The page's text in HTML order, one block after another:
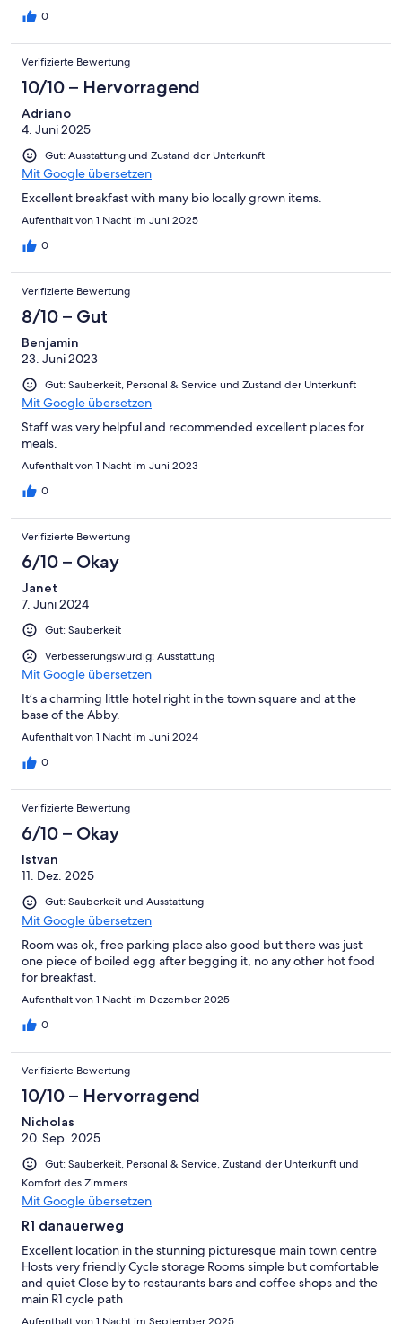
0
Verifizierte Bewertung
10/10 – Hervorragend
Adriano
4. Juni 2025
Gut: Ausstattung und Zustand der Unterkunft
Mit Google übersetzen
Excellent breakfast with many bio locally grown items.
Aufenthalt von 1 Nacht im Juni 2025
0
Verifizierte Bewertung
8/10 – Gut
Benjamin
23. Juni 2023
Gut: Sauberkeit, Personal & Service und Zustand der Unterkunft
Mit Google übersetzen
Staff was very helpful and recommended excellent places for
meals.
Aufenthalt von 1 Nacht im Juni 2023
0
Verifizierte Bewertung
6/10 – Okay
Janet
7. Juni 2024
Gut: Sauberkeit
Verbesserungswürdig: Ausstattung
Mit Google übersetzen
It’s a charming little hotel right in the town square and at the
base of the Abby.
Aufenthalt von 1 Nacht im Juni 2024
0
Verifizierte Bewertung
6/10 – Okay
Istvan
11. Dez. 2025
Gut: Sauberkeit und Ausstattung
Mit Google übersetzen
Room was ok, free parking place also good but there was just
one piece of boiled egg after begging it, no any other hot food
for breakfast.
Aufenthalt von 1 Nacht im Dezember 2025
0
Verifizierte Bewertung
10/10 – Hervorragend
Nicholas
20. Sep. 2025
Gut: Sauberkeit, Personal & Service, Zustand der Unterkunft und
Komfort des Zimmers
Mit Google übersetzen
R1 danauerweg
Excellent location in the stunning picturesque main town centre
Hosts very friendly Cycle storage Rooms simple but comfortable
and quiet Close by to restaurants bars and coffee shops and the
main R1 cycle path
Aufenthalt von 1 Nacht im September 2025